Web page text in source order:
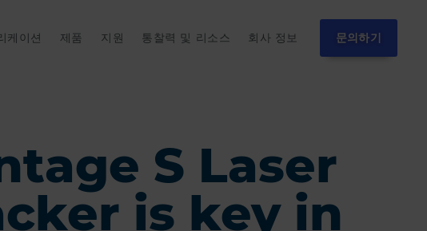
케이션 제품 지원 통찰력 및 리소스 회사 정보 문의하기
S Laser
is key in